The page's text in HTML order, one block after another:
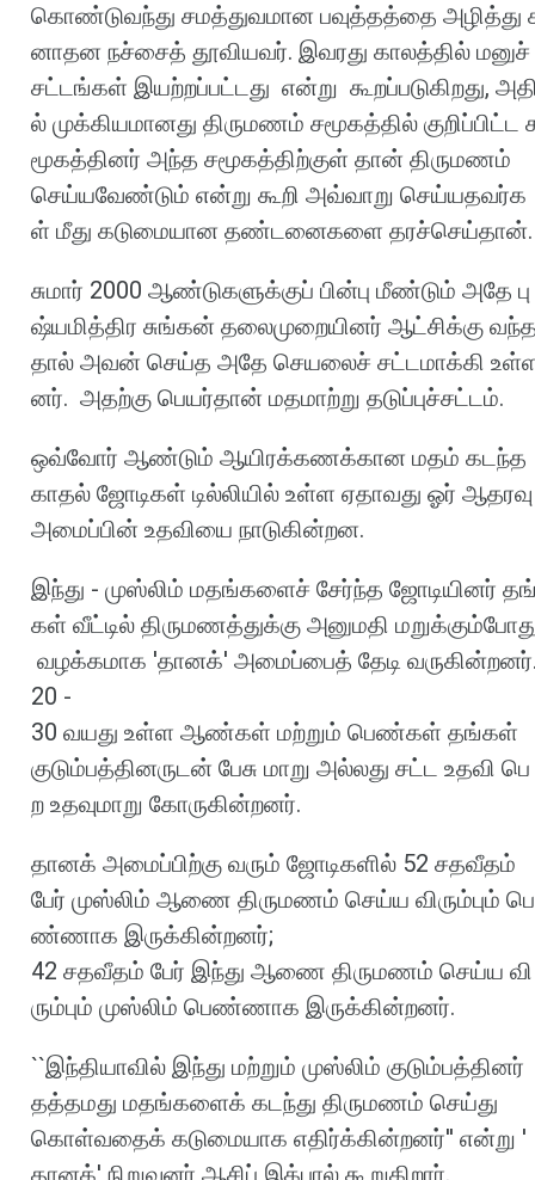
கொண்டுவந்து சமத்துவமான பவுத்தத்தை அழித்து
னாதன நச்சைத் தூவியவர். இவரது காலத்தில் மனுச்
சட்டங்கள் இயற்றப்பட்டது என்று கூறப்படுகிறது,
ல் முக்கியமானது திருமணம் சமூகத்தில் குறிப்பிட்ட
மூகத்தினர் அந்த சமூகத்திற்குள் தான் திருமணம்
செய்யவேண்டும் என்று கூறி அவ்வாறு செய்யதவர்க
ள் மீது கடுமையான தண்டனைகளை தரச்செய்தான்.
சுமார் 2000 ஆண்டுகளுக்குப் பின்பு மீண்டும் அதே பு
ஷ்யமித்திர சுங்கன் தலைமுறையினர் ஆட்சிக்கு
தால் அவன் செய்த அதே செயலைச் சட்டமாக்கி
னர். அதற்கு பெயர்தான் மதமாற்று தடுப்புச்சட்டம்.
ஒவ்வோர் ஆண்டும் ஆயிரக்கணக்கான மதம் கடந்த
காதல் ஜோடிகள் டில்லியில் உள்ள ஏதாவது ஓர் ஆதரவு
அமைப்பின் உதவியை நாடுகின்றன.
இந்து - முஸ்லிம் மதங்களைச் சேர்ந்த ஜோடியினர்
கள் வீட்டில் திருமணத்துக்கு அனுமதி
வழக்கமாக 'தானக்' அமைப்பைத் தேடி வருகின்றனர்
20 -
30 வயது உள்ள ஆண்கள் மற்றும் பெண்கள் தங்கள்
குடும்பத்தினருடன் பேசு மாறு அல்லது சட்ட உதவி பெ
ற உதவுமாறு கோருகின்றனர்.
தானக் அமைப்பிற்கு வரும் ஜோடிகளில் 52 சதவீதம்
பேர் முஸ்லிம் ஆணை திருமணம் செய்ய விரும்பும் பெ
ண்ணாக இருக்கின்றனர்;
42 சதவீதம் பேர் இந்து ஆணை திருமணம் செய்ய வி
ரும்பும் முஸ்லிம் பெண்ணாக இருக்கின்றனர்.
``இந்தியாவில் இந்து மற்றும் முஸ்லிம் குடும்பத்தினர்
தத்தமது மதங்களைக் கடந்து திருமணம் செய்து
கொள்வதைக் கடுமையாக எதிர்க்கின்றனர்'' என்று '